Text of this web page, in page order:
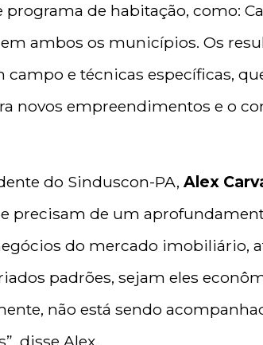
programa de habitação, como:
ambos os municípios. Os
campo e técnicas específicas,
novos empreendimentos e o
do Sinduscon-PA,Alex
precisam de um
do mercado imobiliário,
padrões, sejam eles
não está sendo
disse Alex.